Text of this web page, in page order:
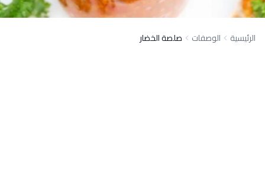
الرئيسية الوصفات صلصة الخضار